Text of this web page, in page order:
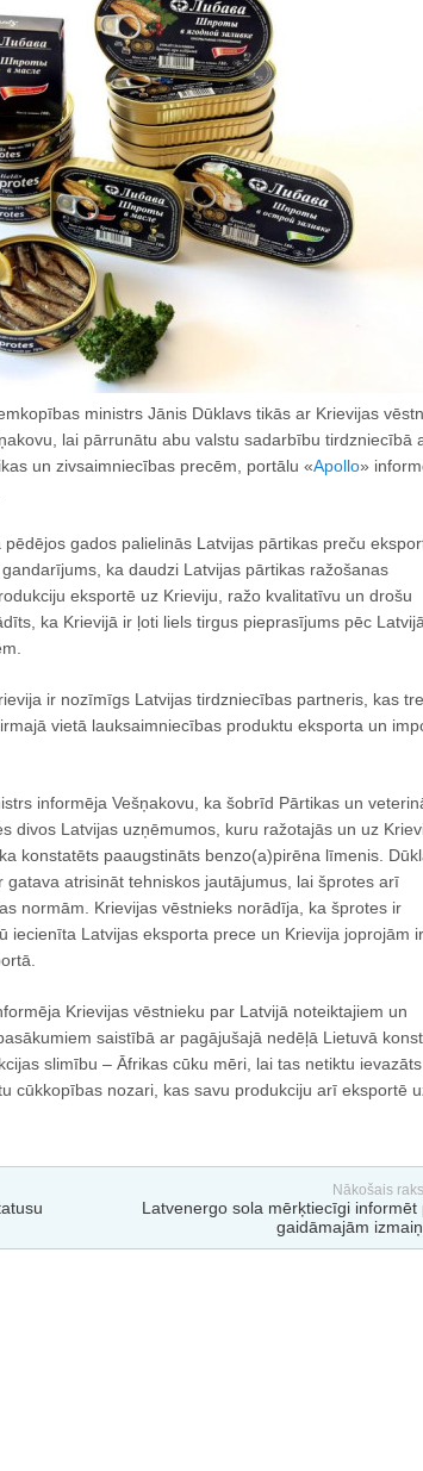
ministrs Jānis Dūklavs tikās ar Krievijas
lai pārrunātu abu valstu sadarbību tirdzniecībā
un zivsaimniecības precēm, portālu «Apollo»
pēdējos gados palielinās Latvijas pārtikas preču
ka daudzi Latvijas pārtikas ražošanas
eksportē uz Krieviju, ražo kvalitatīvu un drošu
ka Krievijā ir ļoti liels tirgus pieprasījums pēc Latvijā
ir nozīmīgs Latvijas tirdzniecības partneris, kas
vietā lauksaimniecības produktu eksporta un
informēja Vešņakovu, ka šobrīd Pārtikas un
divos Latvijas uzņēmumos, kuru ražotajās un uz
konstatēts paaugstināts benzo(a)pirēna līmenis.
gatava atrisināt tehniskos jautājumus, lai šprotes arī
normām. Krievijas vēstnieks norādīja, ka šprotes ir
iecienīta Latvijas eksporta prece un Krievija joprojām ir
Krievijas vēstnieku par Latvijā noteiktajiem un
saistībā ar pagājušajā nedēļā Lietuvā
slimību – Āfrikas cūku mēri, lai tas netiktu ievazāts
cūkkopības nozari, kas savu produkciju arī eksportē
Nākošais
Latvenergo sola mērķtiecīgi informēt
gaidāmajām